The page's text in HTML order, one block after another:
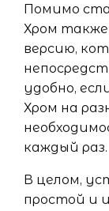
Помимо
Хром
версию,
удобно,
Хром на
каждый раз.
В целом,
простой и